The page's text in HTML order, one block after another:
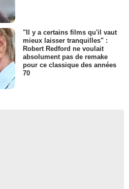
"Il y a certains films qu'il vaut
mieux laisser tranquilles" :
Robert Redford ne voulait
absolument pas de remake
pour ce classique des années
70